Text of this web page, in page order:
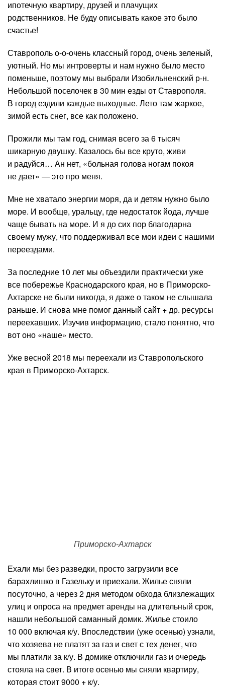
ипотечную квартиру, друзей и плачущих
родственников. Не буду описывать какое это было
счастье!
Ставрополь о-о-очень классный город, очень зеленый,
уютный. Но мы интроверты и нам нужно было место
поменьше, поэтому мы выбрали Изобильненский р-н.
Небольшой поселочек в 30 мин езды от Ставрополя.
В город ездили каждые выходные. Лето там жаркое,
зимой есть снег, все как положено.
Прожили мы там год, снимая всего за 6 тысяч
шикарную двушку. Казалось бы все круто, живи
и радуйся… Ан нет, «больная голова ногам покоя
не дает» — это про меня.
Мне не хватало энергии моря, да и детям нужно было
море. И вообще, уральцу, где недостаток йода, лучше
чаще бывать на море. И я до сих пор благодарна
своему мужу, что поддерживал все мои идеи с нашими
переездами.
За последние 10 лет мы объездили практически уже
все побережье Краснодарского края, но в Приморско-
Ахтарске не были никогда, я даже о таком не слышала
раньше. И снова мне помог данный сайт + др. ресурсы
переехавших. Изучив информацию, стало понятно, что
вот оно «наше» место.
Уже весной 2018 мы переехали из Ставропольского
края в Приморско-Ахтарск.
Приморско-Ахтарск
Ехали мы без разведки, просто загрузили все
барахлишко в Газельку и приехали. Жилье сняли
посуточно, а через 2 дня методом обхода близлежащих
улиц и опроса на предмет аренды на длительный срок,
нашли небольшой саманный домик. Жилье стоило
10 000 включая к/у. Впоследствии (уже осенью) узнали,
что хозяева не платят за газ и свет с тех денег, что
мы платили за к/у. В домике отключили газ и очередь
стояла на свет. В итоге осенью мы сняли квартиру,
которая стоит 9000 + к/у.